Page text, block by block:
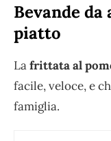
Bevande
piatto
Lafrittata al
facile, veloce, e
famiglia.